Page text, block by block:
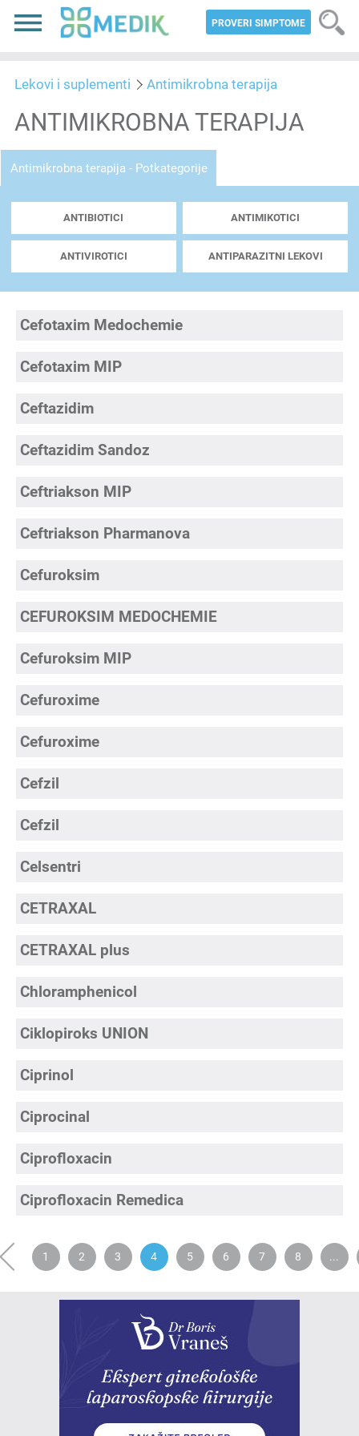
PROVERI SIMPTOME
Lekovi i suplementi Antimikrobna terapija
ANTIMIKROBNA TERAPIJA
Antimikrobna terapija - Potkategorije
ANTIBIOTICI ANTIMIKOTICI
ANTIVIROTICI ANTIPARAZITNI LEKOVI
Cefotaxim Medochemie
Cefotaxim MIP
Ceftazidim
Ceftazidim Sandoz
Ceftriakson MIP
Ceftriakson Pharmanova
Cefuroksim
CEFUROKSIM MEDOCHEMIE
Cefuroksim MIP
Cefuroxime
Cefuroxime
Cefzil
Cefzil
Celsentri
CETRAXAL
CETRAXAL plus
Chloramphenicol
Ciklopiroks UNION
Ciprinol
Ciprocinal
Ciprofloxacin
Ciprofloxacin Remedica
1 2 3 4 5 6 7 8 ...